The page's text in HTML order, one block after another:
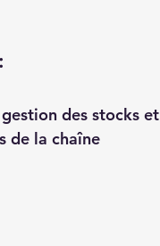
des stocks et
de la chaîne